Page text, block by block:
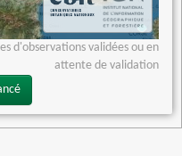
d'observations validées ou en
attente de validation